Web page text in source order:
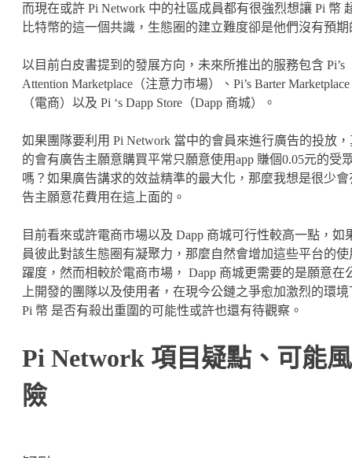
而現在或許 Pi Network 中的社區成員都有很強烈想讓 Pi 幣
比特幣的這一個共識，生態圈的建立難度卻是他們沒有預期
以目前白皮書提到的發展方向，未來所推出的服務包含 Pi’s
Attention Marketplace（注意力市場）、Pi’s Barter Marketplace
（電商）以及 Pi ‘s Dapp Store（Dapp 商城）。
如果團隊要利用 Pi Network 當中的會員來進行廣告的投放，
的會有廣告主願意購買平常只願意使用app 賺個0.05元的受
嗎？如果廣告講求的效益精準的最大化，那麼我想是很少會
告主願意花費用在這上面的。
目前看來或許電商市場以及 Dapp 商城可行性較高一點，如
員彼此對該生態圈有凝聚力，那麼自然會增加這些平台的使
躍度，然而相較於電商市場， Dapp 商城更需要的是願意在
上開發的團隊以及使用者，在現今公鏈之爭愈加激烈的環境
Pi 幣 是否有殺出重圍的可能性或許也還有待觀察。
Pi Network 項目疑點、可能風
險